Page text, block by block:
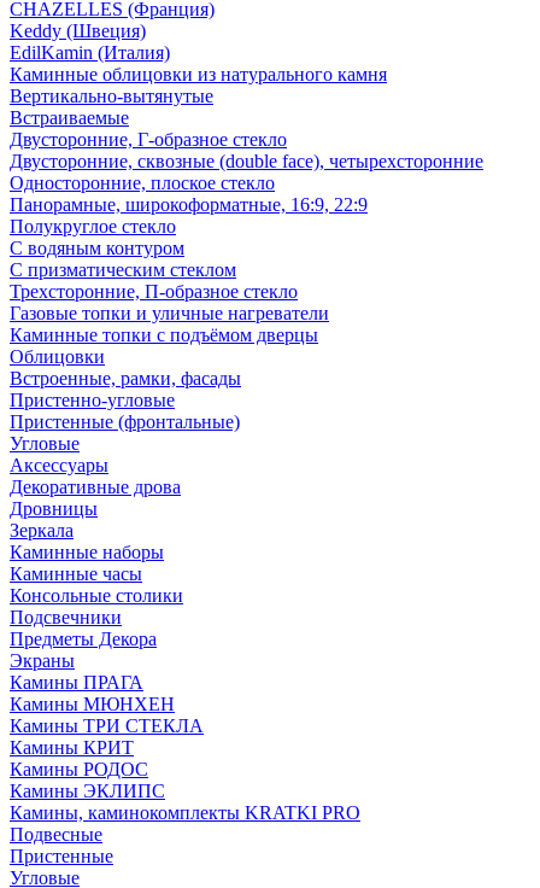
CHAZELLES (Франция)
Keddy (Швеция)
EdilKamin (Италия)
Каминные облицовки из натурального камня
Вертикально-вытянутые
Встраиваемые
Двусторонние, Г-образное стекло
Двусторонние, сквозные (double face), четырехсторонние
Односторонние, плоское стекло
Панорамные, широкоформатные, 16:9, 22:9
Полукруглое стекло
С водяным контуром
С призматическим стеклом
Трехсторонние, П-образное стекло
Газовые топки и уличные нагреватели
Каминные топки с подъёмом дверцы
Облицовки
Встроенные, рамки, фасады
Пристенно-угловые
Пристенные (фронтальные)
Угловые
Аксессуары
Декоративные дрова
Дровницы
Зеркала
Каминные наборы
Каминные часы
Консольные столики
Подсвечники
Предметы Декора
Экраны
Камины ПРАГА
Камины МЮНХЕН
Камины ТРИ СТЕКЛА
Камины КРИТ
Камины РОДОС
Камины ЭКЛИПС
Камины, каминокомплекты KRATKI PRO
Подвесные
Пристенные
Угловые